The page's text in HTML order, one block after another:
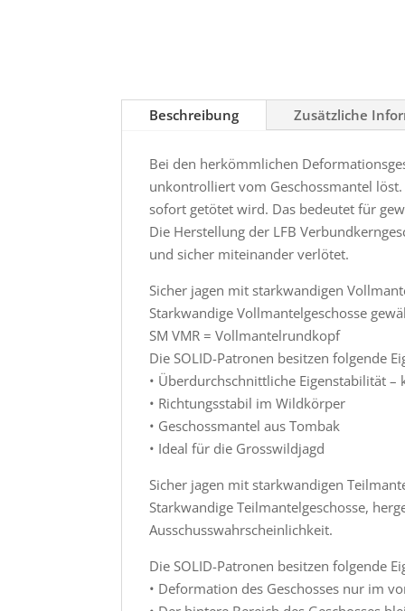
Beschreibung Zusätzliche
Bei den herkömmlichen
unkontrolliert vom Geschossmantel
sofort getötet wird. Das bedeutet für
Die Herstellung der LFB
und sicher miteinander verlötet.
Sicher jagen mit starkwandigen
Starkwandige Vollmantelgeschosse
SM VMR = Vollmantelrundkopf
Die SOLID-Patronen besitzen folgende
• Überdurchschnittliche Eigenstabilität
• Richtungsstabil im Wildkörper
• Geschossmantel aus Tombak
• Ideal für die Grosswildjagd
Sicher jagen mit starkwandigen
Starkwandige Teilmantelgeschosse,
Ausschusswahrscheinlichkeit.
Die SOLID-Patronen besitzen folgende
• Deformation des Geschosses nur im